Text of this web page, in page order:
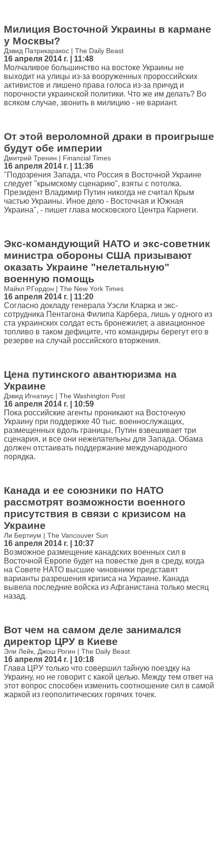
Милиция Восточной Украины в кармане
у Москвы?
Дэвид Патрикаракос | The Daily Beast
16 апреля 2014 г. | 11:48
Молчаливое большинство на востоке Украины не
выходит на улицы из-за вооруженных пророссийских
активистов и лишено права голоса из-за причуд и
порочности украинской политики. Что же им делать? Во
всяком случае, звонить в милицию - не вариант.
От этой вероломной драки в проигрыше
будут обе империи
Дмитрий Тренин | Financial Times
16 апреля 2014 г. | 11:36
"Подозрения Запада, что Россия в Восточной Украине
следует "крымскому сценарию", взяты с потолка.
Президент Владимир Путин никогда не считал Крым
частью Украины. Иное дело - Восточная и Южная
Украина", - пишет глава московского Центра Карнеги.
Экс-командующий НАТО и экс-советник
министра обороны США призывают
оказать Украине "нелетальную"
военную помощь
Майкл Р.Гордон | The New York Times
16 апреля 2014 г. | 11:20
Согласно докладу генерала Уэсли Кларка и экс-
сотрудника Пентагона Филипа Карбера, лишь у одного из
ста украинских солдат есть бронежилет, а авиационное
топливо в таком дефиците, что командиры берегут его в
резерве на случай российского вторжения.
Цена путинского авантюризма на
Украине
Дэвид Игнатиус | The Washington Post
16 апреля 2014 г. | 10:59
Пока российские агенты проникают на Восточную
Украину при поддержке 40 тыс. военнослужащих,
размещенных вдоль границы, Путин взвешивает три
сценария, и все они нежелательны для Запада. Обама
должен отстаивать поддержание международного
порядка.
Канада и ее союзники по НАТО
рассмотрят возможности военного
присутствия в связи с кризисом на
Украине
Ли Бертиум | The Vancouver Sun
16 апреля 2014 г. | 10:37
Возможное размещение канадских военных сил в
Восточной Европе будет на повестке дня в среду, когда
на Совете НАТО высшие чиновники представят
варианты разрешения кризиса на Украине. Канада
вывела последние войска из Афганистана только месяц
назад.
Вот чем на самом деле занимался
директор ЦРУ в Киеве
Эли Лейк, Джош Рогин | The Daily Beast
16 апреля 2014 г. | 10:18
Глава ЦРУ только что совершил тайную поездку на
Украину, но не говорит с какой целью. Между тем ответ на
этот вопрос способен изменить соотношение сил в самой
жаркой из геополитических горячих точек.